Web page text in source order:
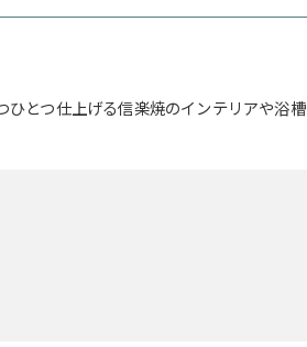
とつ仕上げる信楽焼のインテリアや浴槽